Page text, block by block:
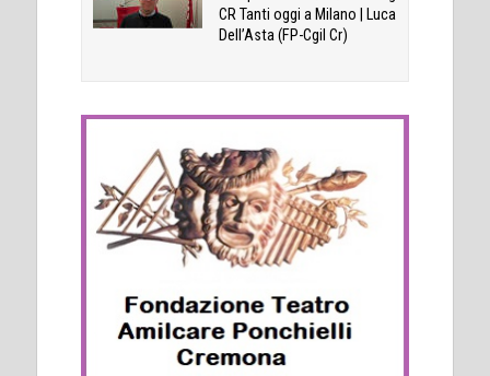
CR Tanti oggi a Milano | Luca
Dell’Asta (FP-Cgil Cr)